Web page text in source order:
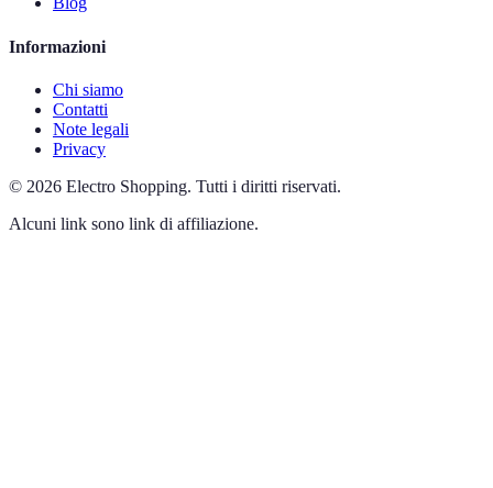
Informazioni
Chi siamo
Contatti
Note legali
Privacy
© 2026 Electro Shopping. Tutti i diritti riservati.
Alcuni link sono link di affiliazione.